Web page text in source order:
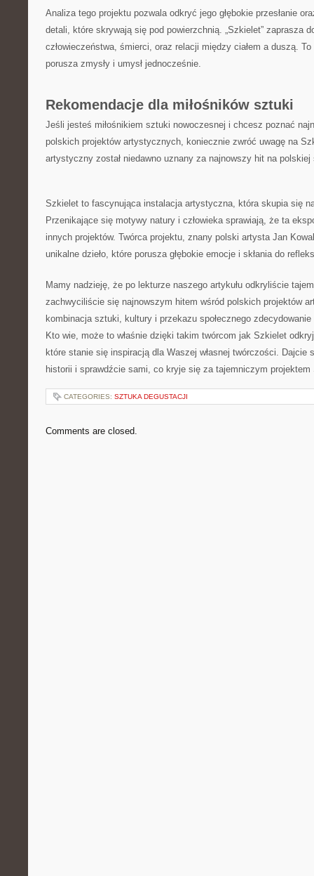
Analiza tego projektu⁣ pozwala odkryć jego głębokie przesłanie
detali, które skrywają się⁣ pod powierzchnią. „Szkielet” zaprasza
człowieczeństwa,⁣ śmierci,‌ oraz⁢ relacji między ciałem a ⁢duszą.
porusza zmysły i ​umysł jednocześnie.
Rekomendacje dla miłośników sztuki
Jeśli jesteś miłośnikiem sztuki‌ nowoczesnej i chcesz​ poznać
polskich projektów​ artystycznych, koniecznie zwróć ‍uwagę na
⁤artystyczny⁢ został niedawno uznany za najnowszy hit na
Szkielet ​to fascynująca⁤ instalacja artystyczna, która ‌skupia​ się⁢
Przenikające się motywy natury⁤ i człowieka sprawiają, że ta‌
innych⁤ projektów. Twórca projektu,⁣ znany polski artysta Jan
unikalne dzieło, które porusza‍ głębokie emocje⁤ i​ skłania do
Mamy nadzieję, że po lekturze naszego artykułu odkryliście
zachwyciliście⁤ się ⁢najnowszym hitem ‍wśród polskich‍ projektów
kombinacja⁢ sztuki, kultury i‍ przekazu ⁢społecznego zdecydowanie
Kto wie, ⁤może​ to właśnie dzięki takim twórcom jak‍ Szkielet
które stanie się ⁤inspiracją⁢ dla Waszej własnej twórczości. ‍Dajcie
historii i ‌sprawdźcie sami, co ‌kryje się za ‍tajemniczym projektem
CATEGORIES: SZTUKA DEGUSTACJI
Comments are closed.